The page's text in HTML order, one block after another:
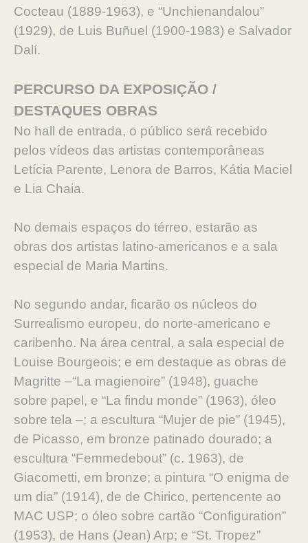
Cocteau (1889-1963), e “Unchienandalou”
(1929), de Luis Buñuel (1900-1983) e Salvador
Dalí.
PERCURSO DA EXPOSIÇÃO /
DESTAQUES OBRAS
No hall de entrada, o público será recebido
pelos vídeos das artistas contemporâneas
Letícia Parente, Lenora de Barros, Kátia Maciel
e Lia Chaia.
No demais espaços do térreo, estarão as
obras dos artistas latino-americanos e a sala
especial de Maria Martins.
No segundo andar, ficarão os núcleos do
Surrealismo europeu, do norte-americano e
caribenho. Na área central, a sala especial de
Louise Bourgeois; e em destaque as obras de
Magritte –“La magienoire” (1948), guache
sobre papel, e “La findu monde” (1963), óleo
sobre tela –; a escultura “Mujer de pie” (1945),
de Picasso, em bronze patinado dourado; a
escultura “Femmedebout” (c. 1963), de
Giacometti, em bronze; a pintura “O enigma de
um dia” (1914), de de Chirico, pertencente ao
MAC USP; o óleo sobre cartão “Configuration”
(1953), de Hans (Jean) Arp; e “St. Tropez”